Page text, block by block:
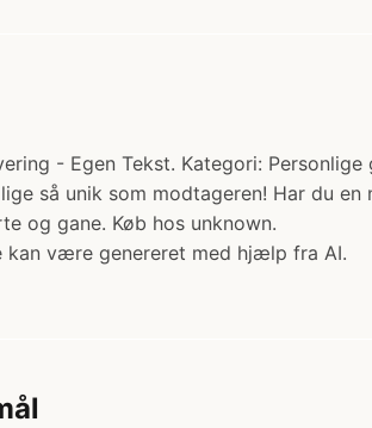
- Egen Tekst. Kategori:
så unik som modtageren! Har du
og gane. Køb hos unknown.
kan være genereret med hjælp fra AI.